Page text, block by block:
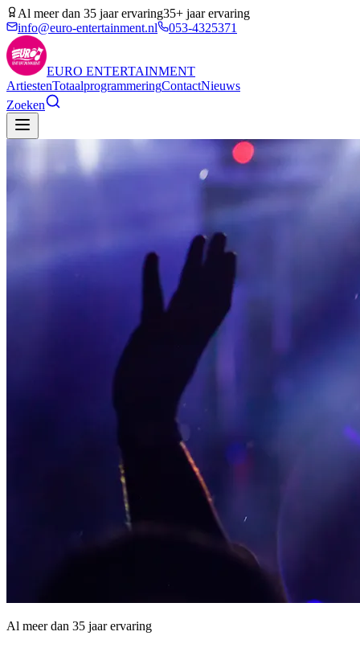
Al meer dan 35 jaar ervaring35+ jaar ervaring
info@euro-entertainment.nl
053-4325371
EURO ENTERTAINMENT
ArtiestenTotaalprogrammeringContactNieuws
Zoeken
Al meer dan 35 jaar ervaring